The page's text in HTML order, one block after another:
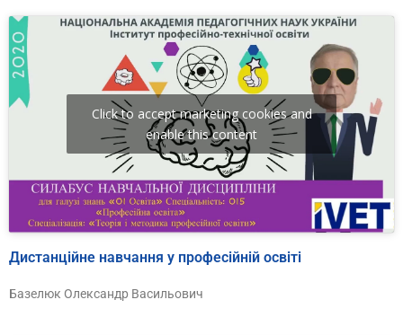
Click to accept marketing cookies and
enable this content
Дистанційне навчання у професійній освіті
Базелюк Олександр Васильович